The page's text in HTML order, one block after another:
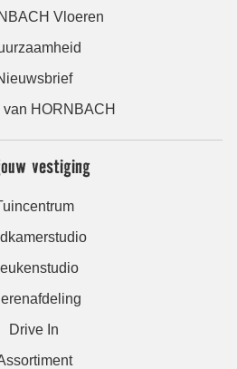
Vloeren
van HORNBACH
vestiging
Drive In